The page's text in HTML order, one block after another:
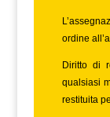
ordine
Diritto di
qualsiasi
restituita